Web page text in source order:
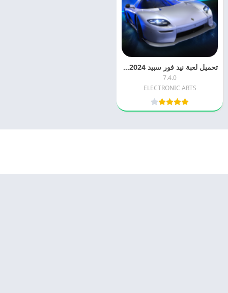
تحميل لعبة نيد فور سبيد 2024 Need for Speed No Limits اخر اصدار مجانا
7.4.0
ELECTRONIC ARTS